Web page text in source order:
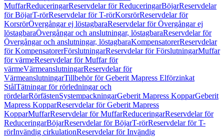
MuffarReduceringarReservdelar för ReduceringarBöjarReservdelar
för BöjarT-rörReservdelar för T-rörKorsrörReservdelar för
KorsrörÖvergångar ej löstagbaraReservdelar för Övergångar ej
löstagbaraÖvergångar och anslutningar, löstagbaraReservdelar för
Övergångar och anslutningar, löstagbaraKompensatorerReservdelar
för KompensatorerFörslutningarReservdelar för FörslutningarMuffar
för värmeReservdelar för Muffar för
värmeVärmeanslutningarReservdelar för
VärmeanslutningarTillbehör för Geberit Mapress Elförzinkat
StålTätningar för rörledningar och
rördelarRörfästenSystempackningarGeberit Mapress KopparGeberit
Mapress KopparReservdelar för Geberit Mapress
KopparMuffarReservdelar för MuffarReduceringarReservdelar för
ReduceringarBöjarReservdelar för BöjarT-rörReservdelar för T-
rörInvändig cirkulationReservdelar för Invändig